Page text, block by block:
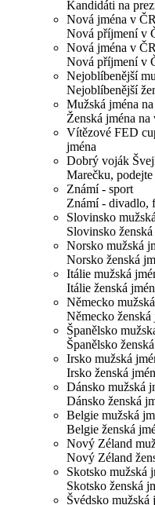
Kandidáti na
Nová jména v
Nová příjmení v
Nová jména v ČR
Nová příjmení v
Nejoblíbenější
Nejoblíbenější
Mužská jména
Ženská jména na
Vítězové FED
jména
Dobrý voják
Marečku,
Známí - sport
Známí - divadlo,
Slovinsko
Slovinsko ženská
Norsko mužská
Norsko ženská
Itálie mužská
Itálie ženská
Německo
Německo ženská
Španělsko
Španělsko
Irsko mužská
Irsko ženská
Dánsko mužská
Dánsko ženská
Belgie mužská
Belgie ženská
Nový Zéland
Nový Zéland
Skotsko mužská
Skotsko ženská
Švédsko mužská